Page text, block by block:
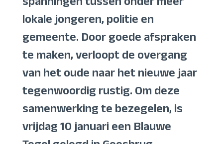
lokale jongeren, politie en
gemeente. Door goede afspraken
te maken, verloopt de overgang
van het oude naar het nieuwe jaar
tegenwoordig rustig. Om deze
samenwerking te bezegelen, is
vrijdag 10 januari een Blauwe